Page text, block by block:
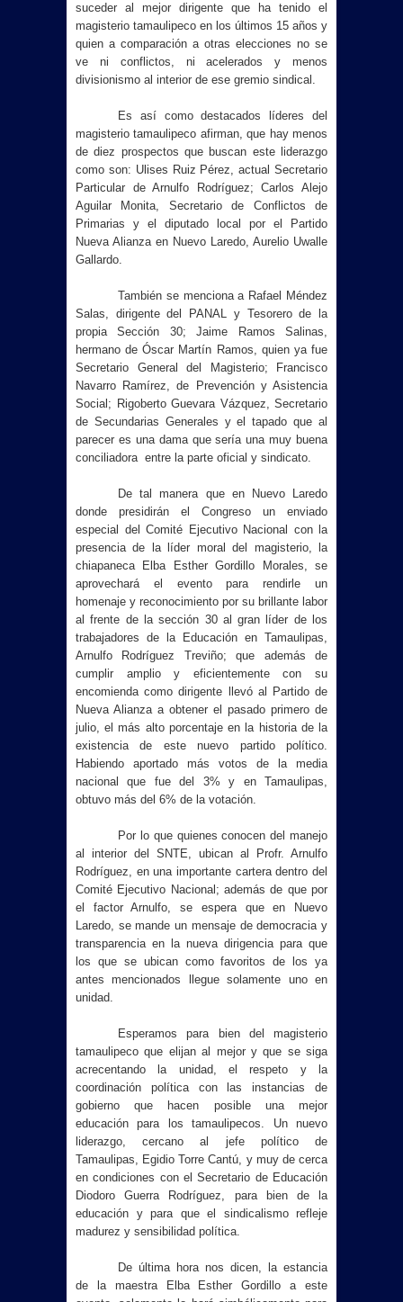
suceder al mejor dirigente que ha tenido el
magisterio tamaulipeco en los últimos 15 años y
quien a comparación a otras elecciones no se
ve ni conflictos, ni acelerados y menos
divisionismo al interior de ese gremio sindical.
Es así como destacados líderes del
magisterio tamaulipeco afirman, que hay menos
de diez prospectos que buscan este liderazgo
como son: Ulises Ruiz Pérez, actual Secretario
Particular de Arnulfo Rodríguez; Carlos Alejo
Aguilar Monita, Secretario de Conflictos de
Primarias y el diputado local por el Partido
Nueva Alianza en Nuevo Laredo, Aurelio Uwalle
Gallardo.
También se menciona a Rafael Méndez
Salas, dirigente del PANAL y Tesorero de la
propia Sección 30; Jaime Ramos Salinas,
hermano de Óscar Martín Ramos, quien ya fue
Secretario General del Magisterio; Francisco
Navarro Ramírez, de Prevención y Asistencia
Social; Rigoberto Guevara Vázquez, Secretario
de Secundarias Generales y el tapado que al
parecer es una dama que sería una muy buena
conciliadora entre la parte oficial y sindicato.
De tal manera que en Nuevo Laredo
donde presidirán el Congreso un enviado
especial del Comité Ejecutivo Nacional con la
presencia de la líder moral del magisterio, la
chiapaneca Elba Esther Gordillo Morales, se
aprovechará el evento para rendirle un
homenaje y reconocimiento por su brillante labor
al frente de la sección 30 al gran líder de los
trabajadores de la Educación en Tamaulipas,
Arnulfo Rodríguez Treviño; que además de
cumplir amplio y eficientemente con su
encomienda como dirigente llevó al Partido de
Nueva Alianza a obtener el pasado primero de
julio, el más alto porcentaje en la historia de la
existencia de este nuevo partido político.
Habiendo aportado más votos de la media
nacional que fue del 3% y en Tamaulipas,
obtuvo más del 6% de la votación.
Por lo que quienes conocen del manejo
al interior del SNTE, ubican al Profr. Arnulfo
Rodríguez, en una importante cartera dentro del
Comité Ejecutivo Nacional; además de que por
el factor Arnulfo, se espera que en Nuevo
Laredo, se mande un mensaje de democracia y
transparencia en la nueva dirigencia para que
los que se ubican como favoritos de los ya
antes mencionados llegue solamente uno en
unidad.
Esperamos para bien del magisterio
tamaulipeco que elijan al mejor y que se siga
acrecentando la unidad, el respeto y la
coordinación política con las instancias de
gobierno que hacen posible una mejor
educación para los tamaulipecos. Un nuevo
liderazgo, cercano al jefe político de
Tamaulipas, Egidio Torre Cantú, y muy de cerca
en condiciones con el Secretario de Educación
Diodoro Guerra Rodríguez, para bien de la
educación y para que el sindicalismo refleje
madurez y sensibilidad política.
De última hora nos dicen, la estancia
de la maestra Elba Esther Gordillo a este